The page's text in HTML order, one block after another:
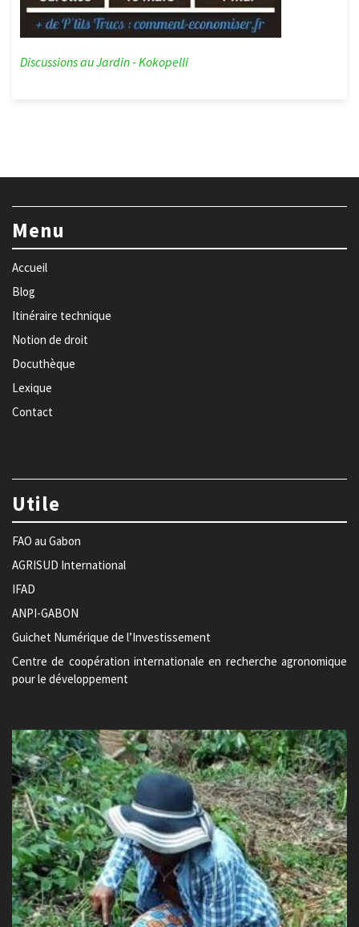
Discussions au Jardin - Kokopelli
Menu
Accueil
Blog
Itinéraire technique
Notion de droit
Docuthèque
Lexique
Contact
Utile
FAO au Gabon
AGRISUD International
IFAD
ANPI-GABON
Guichet Numérique de l’Investissement
Centre de coopération internationale en recherche agronomique
pour le développement